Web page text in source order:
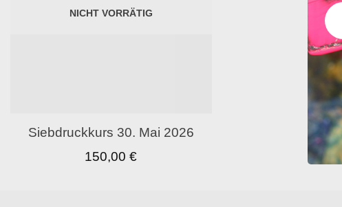
NICHT VORRÄTIG
Siebdruckkurs 30. Mai 2026
150,00€